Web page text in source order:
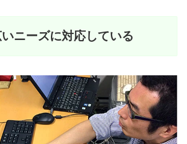
ニーズに対応している